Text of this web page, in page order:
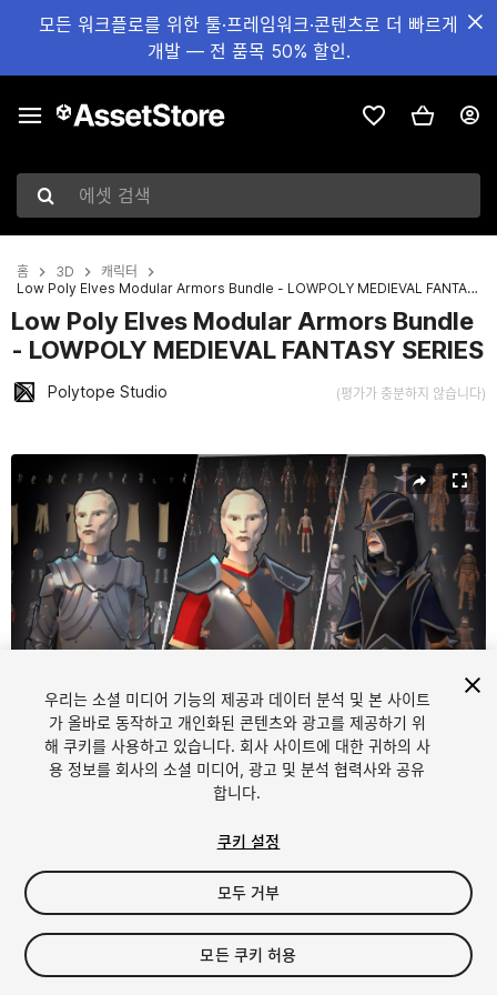
모든 워크플로를 위한 툴·프레임워크·콘텐츠로 더 빠르게
개발 — 전 품목 50% 할인.
에셋 검색
홈 3D
캐릭터
Low Poly Elves Modular Armors Bundle - LOWPOLY MEDIEVAL FANTASY SERIES
Low Poly Elves Modular Armors Bundle
- LOWPOLY MEDIEVAL FANTASY SERIES
Polytope Studio (평가가 충분하지 않습니다)
현재 슬라이드: 1 / 4
1/ 4
$100
세금/부가세는 결제 시 반영됩니다.
우리는 소셜 미디어 기능의 제공과 데이터 분석 및 본 사이트
가 올바로 동작하고 개인화된 콘텐츠와 광고를 제공하기 위
해 쿠키를 사용하고 있습니다. 회사 사이트에 대한 귀하의 사
용 정보를 회사의 소셜 미디어, 광고 및 분석 협력사와 공유
합니다.
쿠키 설정
모두 거부
모든 쿠키 허용